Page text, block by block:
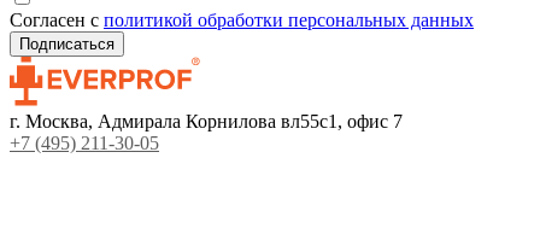
Согласен с политикой обработки персональных данных
г. Москва, Адмирала Корнилова вл55с1, офис 7
+7 (495) 211-30-05